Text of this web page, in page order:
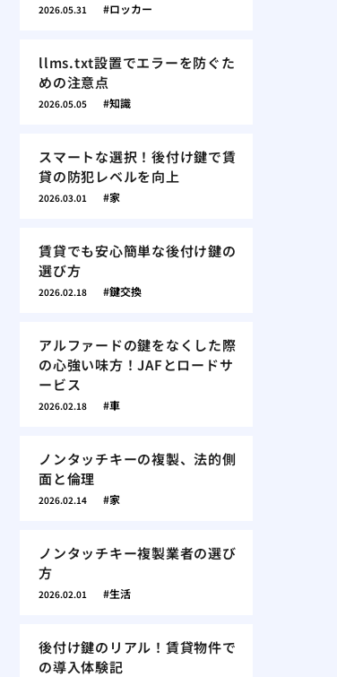
2026.05.31 ロッカー
llms.txt設置でエラーを防ぐた
めの注意点
2026.05.05 知識
スマートな選択！後付け鍵で賃
貸の防犯レベルを向上
2026.03.01 家
賃貸でも安心簡単な後付け鍵の
選び方
2026.02.18 鍵交換
アルファードの鍵をなくした際
の心強い味方！JAFとロードサ
ービス
2026.02.18 車
ノンタッチキーの複製、法的側
面と倫理
2026.02.14 家
ノンタッチキー複製業者の選び
方
2026.02.01 生活
後付け鍵のリアル！賃貸物件で
の導入体験記